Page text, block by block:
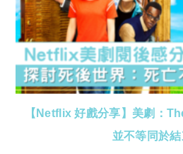
【Netflix 好戲分享】美劇：
並不等同於結